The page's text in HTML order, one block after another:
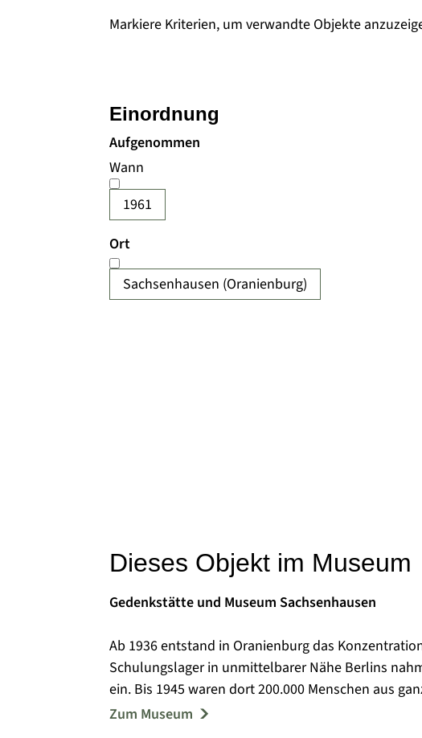
Markiere Kriterien, um verwandte Objekte
Aufgenommen
Wann
1961
Ort
Sachsenhausen (Oranienburg)
Einordnung
Dieses Objekt im Museum
Gedenkstätte und Museum Sachsenhausen
Ab 1936 entstand in Oranienburg das
Schulungslager in unmittelbarer Nähe Berlins
ein. Bis 1945 waren dort 200.000 Menschen aus
ihnen wurden ermordet oder starben aufgrund der
Zum Museum